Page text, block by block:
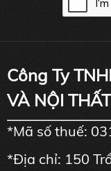
Công Ty
VÀ NỘI
*Mã số thuế:
*Địa chỉ: 150